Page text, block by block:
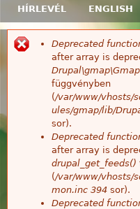
HÍRLEVÉL
ENGLISH
Hibaüzenet
Deprecated
after array is
függvényben
(/var/www/vhosts/
ules/gmap/lib/
sor).
Deprecated
after array is
drupal_get_feeds()
(/var/www/vhosts/
mon.inc 394 sor).
Deprecated